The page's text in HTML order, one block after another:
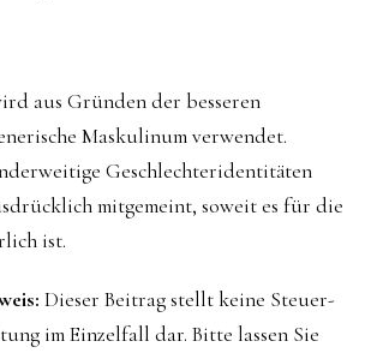
aus Gründen der besseren
Maskulinum verwendet.
Geschlechteridentitäten
mitgemeint, soweit es für die
ist.
Dieser Beitrag stellt keine Steuer-
im Einzelfall dar. Bitte lassen Sie